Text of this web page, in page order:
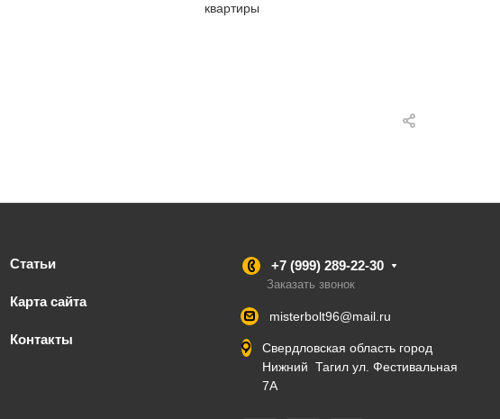
квартиры
Статьи
Карта сайта
Контакты
+7 (999) 289-22-30
Заказать звонок
misterbolt96@mail.ru
Свердловская область город
Нижний Тагил ул. Фестивальная
7А